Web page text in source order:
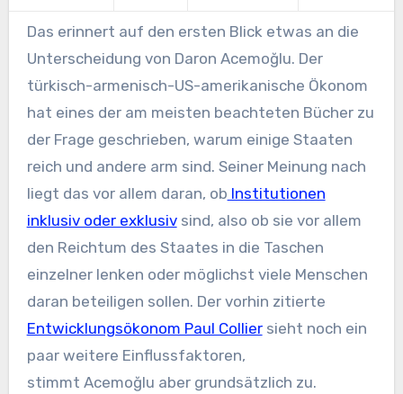
Das erinnert auf den ersten Blick etwas an die
Unterscheidung von Daron Acemoğlu. Der
türkisch-armenisch-US-amerikanische Ökonom
hat eines der am meisten beachteten Bücher zu
der Frage geschrieben, warum einige Staaten
reich und andere arm sind. Seiner Meinung nach
liegt das vor allem daran, ob Institutionen
inklusiv oder exklusivsind, also ob sie vor allem
den Reichtum des Staates in die Taschen
einzelner lenken oder möglichst viele Menschen
daran beteiligen sollen. Der vorhin zitierte
Entwicklungsökonom Paul Colliersieht noch ein
paar weitere Einflussfaktoren,
stimmt Acemoğlu aber grundsätzlich zu.